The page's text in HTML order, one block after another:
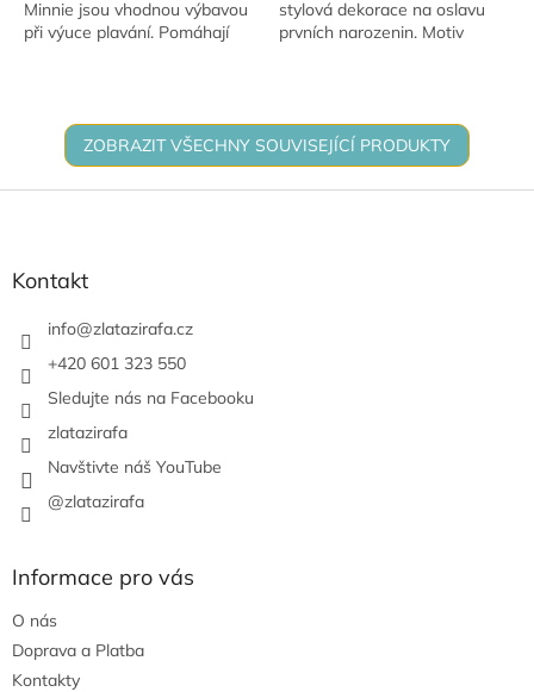
Minnie jsou vhodnou výbavou
při výuce plavání. Pomáhají
stylová dekorace na oslavu
prvních narozenin. Motiv
ZOBRAZIT VŠECHNY SOUVISEJÍCÍ PRODUKTY
Z
Kontakt
info@zlatazirafa.cz
+420 601 323 550
Sledujte nás na Facebooku
zlatazirafa
Navštivte náš YouTube
@zlatazirafa
Informace pro vás
O nás
Doprava a Platba
Kontakty